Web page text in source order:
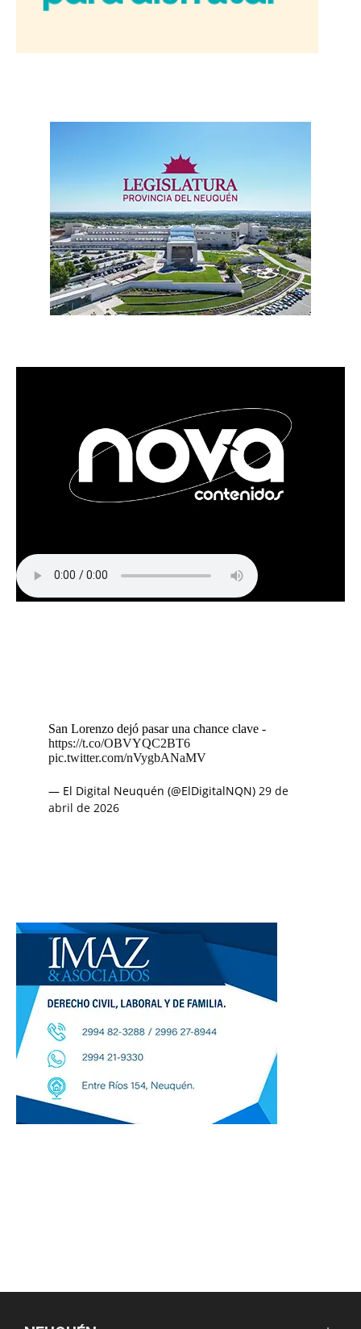
San Lorenzo dejó pasar una chance clave -
https://t.co/OBVYQC2BT6
pic.twitter.com/nVygbANaMV
— El Digital Neuquén (@ElDigitalNQN) 29 de
abril de 2026